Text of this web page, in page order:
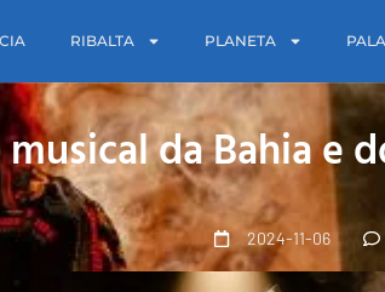
RIBALTA PLANETA
da Bahia e
2024-11-06